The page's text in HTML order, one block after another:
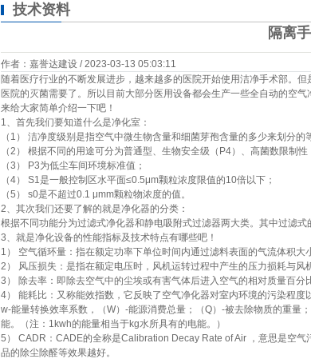
技术资料
隔离
作者：嘉誉达建设 / 2023-03-13 05:03:11
随着医疗行业的不断发展进步，越来越多的医院开始使用洁净手术部。
医院的灭菌需要了。所以目前大部分医用设备都会生产一些全自动的空
来给大家简单介绍一下吧！
1、首先我们要知道什么是净化室：
（1） 洁净度级别是指空气中微生物含量和细菌芽孢含量的多少来划分的
（2） 根据不同的用途可分为普通型、生物安全级（P4）、高菌数限制性
（3） P3为低尘车间环境标准值；
（4） S1是一般控制区水平面≤0.5μm颗粒浓度限值的10倍以下；
（5） s0是不超过0.1 μmm颗粒物浓度的值。
2、其次我们还要了解的就是净化器的分类：
根据不同功能分为过滤式净化器和静电吸附式过滤器两大类。其中过滤式
3、就是净化设备的性能指标及技术特点有哪些吧！
1） 空气循环量：指在额定功率下单位时间内通过滤料表面的气流体积大
2） 风压损失：是指在额定电压时，风机运转过程中产生的压力损耗与
3） 除去率：即除去空气中的尘埃或有害气体后进入空气的相对质量百分
4） 能耗比：又称能效指数，它反映了空气净化器对室内环境的污染程
w-能量转换效率系数，（W）-能源消费总量；（Q）-被去除物质的重量
能。（注：1kwh的能量相当于kg水所具有的电能。）
5） CADR：CADE的全称是Calibration Decay Rate of Air ，意思是空
品的除尘除醛等效果越好。